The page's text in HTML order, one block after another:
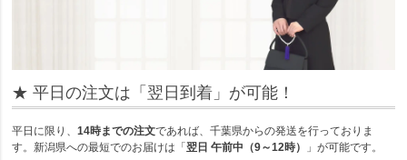
★ 平日の注文は「翌日到着」が可能！
平日に限り、14時までの注文であれば、千葉県からの発送を行っておりま
す。新潟県への最短でのお届けは「翌日 午前中（9～12時） 」が可能です。